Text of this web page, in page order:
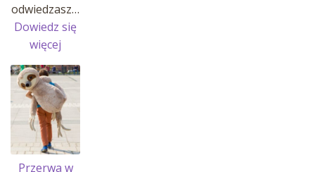
odwiedzasz…
Dowiedz się
więcej
MANATY
W
AFRYKARIUM
!
Przerwa w